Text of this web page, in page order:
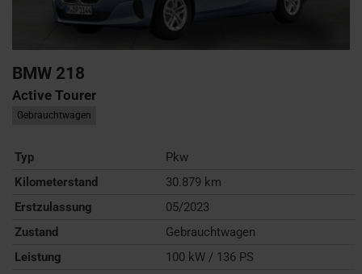
BMW 218
Active Tourer
Gebrauchtwagen
Typ
Pkw
Kilometerstand
30.879 km
Erstzulassung
05/2023
Zustand
Gebrauchtwagen
Leistung
100 kW / 136 PS